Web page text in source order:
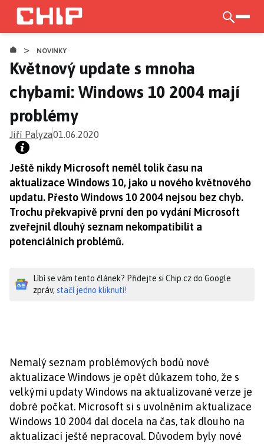
Přejít
hlavnímu
obsahu
> NOVINKY
Květnový update s mnoha
chybami: Windows 10 2004 mají
problémy
Jiří Palyza01.06.2020
Ještě nikdy Microsoft neměl tolik času na
aktualizace Windows 10, jako u nového květnového
updatu. Přesto Windows 10 2004 nejsou bez chyb.
Trochu překvapivě první den po vydání Microsoft
zveřejnil dlouhý seznam nekompatibilit a
potenciálních problémů.
Líbí se vám tento článek? Přidejte si Chip.cz do Google
zpráv, stačí jedno kliknutí!
Nemalý seznam problémových bodů nové
aktualizace Windows je opět důkazem toho, že s
velkými updaty Windows na aktualizované verze je
dobré počkat. Microsoft si s uvolněním aktualizace
Windows 10 2004 dal docela na čas, tak dlouho na
aktualizaci ještě nepracoval. Důvodem byly nové